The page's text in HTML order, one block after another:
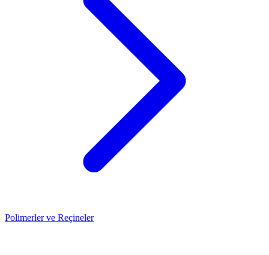
Polimerler ve Reçineler